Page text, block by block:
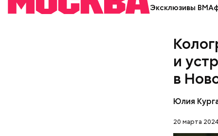
Эксклюзивы ВМ
и
в
Юлия
20 марта
Фото: